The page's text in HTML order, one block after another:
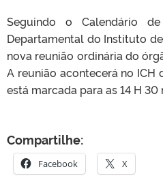
Seguindo o Calendário
Departamental do Instituto
nova reunião ordinária do
A reunião acontecerá no ICH
está marcada para as 14 H 30
Compartilhe:
Facebook X